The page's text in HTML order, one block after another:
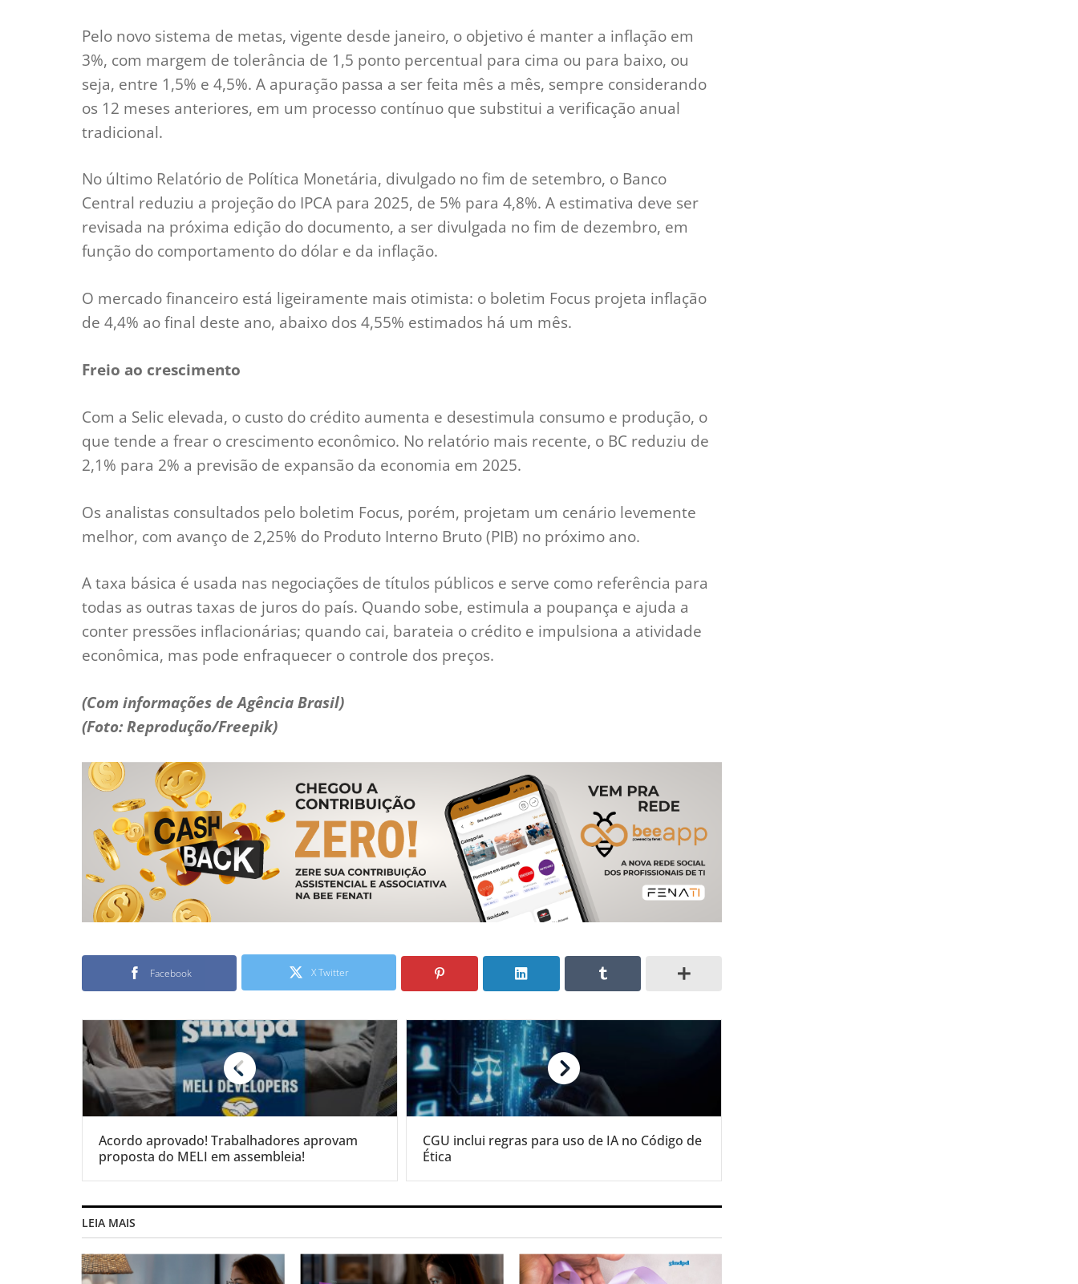
Pelo novo sistema de metas, vigente desde janeiro, o objetivo é manter a inflação em
3%, com margem de tolerância de 1,5 ponto percentual para cima ou para baixo, ou
seja, entre 1,5% e 4,5%. A apuração passa a ser feita mês a mês, sempre considerando
os 12 meses anteriores, em um processo contínuo que substitui a verificação anual
tradicional.
No último Relatório de Política Monetária, divulgado no fim de setembro, o Banco
Central reduziu a projeção do IPCA para 2025, de 5% para 4,8%. A estimativa deve ser
revisada na próxima edição do documento, a ser divulgada no fim de dezembro, em
função do comportamento do dólar e da inflação.
O mercado financeiro está ligeiramente mais otimista: o boletim Focus projeta inflação
de 4,4% ao final deste ano, abaixo dos 4,55% estimados há um mês.
Freio ao crescimento
Com a Selic elevada, o custo do crédito aumenta e desestimula consumo e produção, o
que tende a frear o crescimento econômico. No relatório mais recente, o BC reduziu de
2,1% para 2% a previsão de expansão da economia em 2025.
Os analistas consultados pelo boletim Focus, porém, projetam um cenário levemente
melhor, com avanço de 2,25% do Produto Interno Bruto (PIB) no próximo ano.
A taxa básica é usada nas negociações de títulos públicos e serve como referência para
todas as outras taxas de juros do país. Quando sobe, estimula a poupança e ajuda a
conter pressões inflacionárias; quando cai, barateia o crédito e impulsiona a atividade
econômica, mas pode enfraquecer o controle dos preços.
(Com informações de Agência Brasil)
(Foto: Reprodução/Freepik)
Facebook X Twitter
Acordo aprovado! Trabalhadores aprovam
proposta do MELI em assembleia!
CGU inclui regras para uso de IA no Código de
Ética
LEIA MAIS